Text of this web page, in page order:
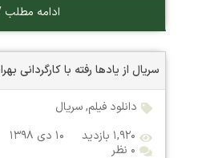
ادامه مطلب
سریال از یادها رفته با کارگردانی
دانلود فیلم,سریال
۱,۹۲۰ بازدید
۱۰ دی ۱۳۹۸
۰ نظر